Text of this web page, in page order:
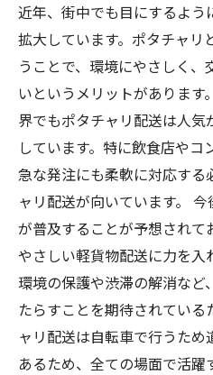
近年、街中でも目にするよ
拡大しています。ポタチャリ
うことで、環境にやさしく
いというメリットがありま
界でもポタチャリ配送は人
しています。特に飲食店やコ
急な発注にも柔軟に対応す
ャリ配送が向いています。
が普及することが予想されて
やさしい軽貨物配送に力を入
環境の保護や渋滞の解消など
たらすことを期待されている
ャリ配送は自転車で行うた
あるため、全ての場面で活躍